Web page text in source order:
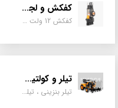
کفکش و لجن کش
کفکش 12 ولت ، 220 ولت ، یک اینچ به بالا لجن کش کاتردار، لجن کش چدنی
تیلر و کولتیواتور
تیلر بنزینی ، تیلر دیزل، تیلر چهار چرخ، تیلر مزرعه و کشاورزی